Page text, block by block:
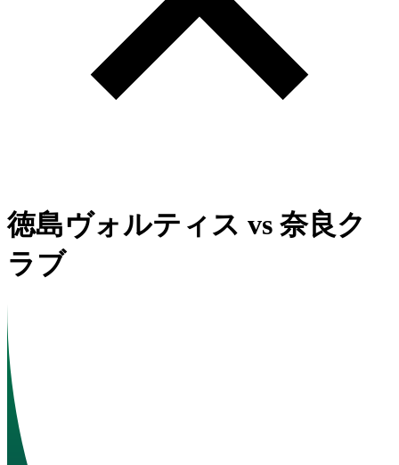
徳島ヴォルティス vs 奈良ク
ラブ